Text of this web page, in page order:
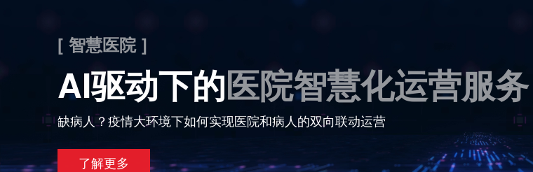
[ 智慧医院 ]
AI驱动下的医院智慧化运营服务
缺病人？疫情大环境下如何实现医院和病人的双向联动运营
了解更多